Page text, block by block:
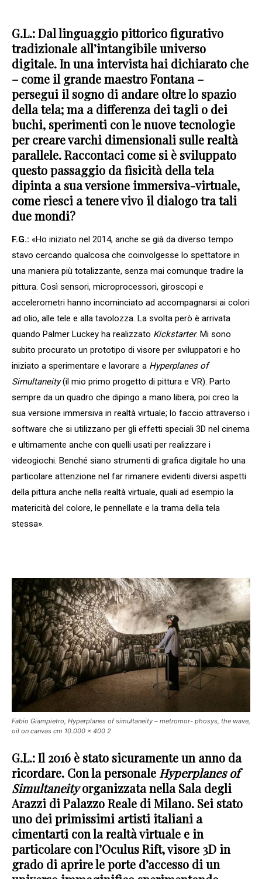
G.L.: Dal linguaggio pittorico figurativo
tradizionale all’intangibile universo
digitale. In una intervista hai dichiarato che
– come il grande maestro Fontana –
persegui il sogno di andare oltre lo spazio
della tela; ma a differenza dei tagli o dei
buchi, sperimenti con le nuove tecnologie
per creare varchi dimensionali sulle realtà
parallele. Raccontaci come si è sviluppato
questo passaggio da fisicità della tela
dipinta a sua versione immersiva-virtuale,
come riesci a tenere vivo il dialogo tra tali
due mondi?
F.G.: «Ho iniziato nel 2014, anche se già da diverso tempo
stavo cercando qualcosa che coinvolgesse lo spettatore in
una maniera più totalizzante, senza mai comunque tradire la
pittura. Così sensori, microprocessori, giroscopi e
accelerometri hanno incominciato ad accompagnarsi ai colori
ad olio, alle tele e alla tavolozza. La svolta però è arrivata
quando Palmer Luckey ha realizzato Kickstarter. Mi sono
subito procurato un prototipo di visore per sviluppatori e ho
iniziato a sperimentare e lavorare a Hyperplanes of
Simultaneity(il mio primo progetto di pittura e VR). Parto
sempre da un quadro che dipingo a mano libera, poi creo la
sua versione immersiva in realtà virtuale; lo faccio attraverso i
software che si utilizzano per gli effetti speciali 3D nel cinema
e ultimamente anche con quelli usati per realizzare i
videogiochi. Benché siano strumenti di grafica digitale ho una
particolare attenzione nel far rimanere evidenti diversi aspetti
della pittura anche nella realtà virtuale, quali ad esempio la
matericità del colore, le pennellate e la trama della tela
stessa».
Fabio Giampietro, Hyperplanes of simultaneity – metromor- phosys, the wave,
oil on canvas cm 10.000 x 400 2
G.L.: Il 2016 è stato sicuramente un anno da
ricordare. Con la personale Hyperplanes of
Simultaneityorganizzata nella Sala degli
Arazzi di Palazzo Reale di Milano. Sei stato
uno dei primissimi artisti italiani a
cimentarti con la realtà virtuale e in
particolare con l’Oculus Rift, visore 3D in
grado di aprire le porte d’accesso di un